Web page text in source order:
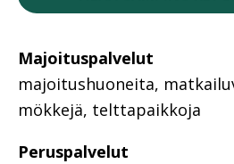
Majoituspalvelut
majoitushuoneita,
mökkejä, telttapaikkoja
Peruspalvelut